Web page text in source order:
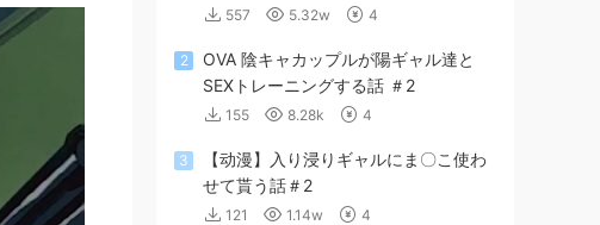
557 5.32w 4
2
OVA 陰キャカップルが陽ギャル達と
SEXトレーニングする話 ＃2
155 8.28k 4
3
【动漫】入り浸りギャルにま〇こ使わ
せて貰う話＃2
121 1.14w 4